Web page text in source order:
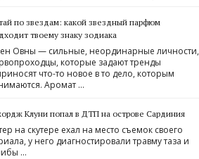
по звездам: какой звездный парфюм
твоему знаку зодиака
Овны — сильные, неординарные личности,
которые задают тренды
что-то новое в то дело, которым
Аромат …
Клуни попал в ДТП на острове Сардиния
на скутере ехал на место съемок своего
у него диагностировали травму таза и
…